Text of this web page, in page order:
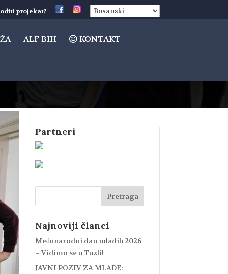
projekat?
ALF BIH KONTAKT
Partneri
Najnoviji članci
Međunarodni dan mladih 2026
– Vidimo se u Tuzli!
JAVNI POZIV ZA MLADE: